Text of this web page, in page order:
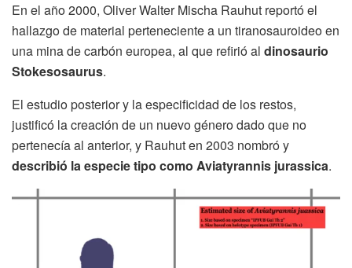
En el año 2000, Oliver Walter Mischa Rauhut reportó el
hallazgo de material perteneciente a un tiranosauroideo en
una mina de carbón europea, al que refirió al dinosaurio
Stokesosaurus.
El estudio posterior y la especificidad de los restos,
justificó la creación de un nuevo género dado que no
pertenecía al anterior, y Rauhut en 2003 nombró y
describió la especie tipo como Aviatyrannis jurassica.